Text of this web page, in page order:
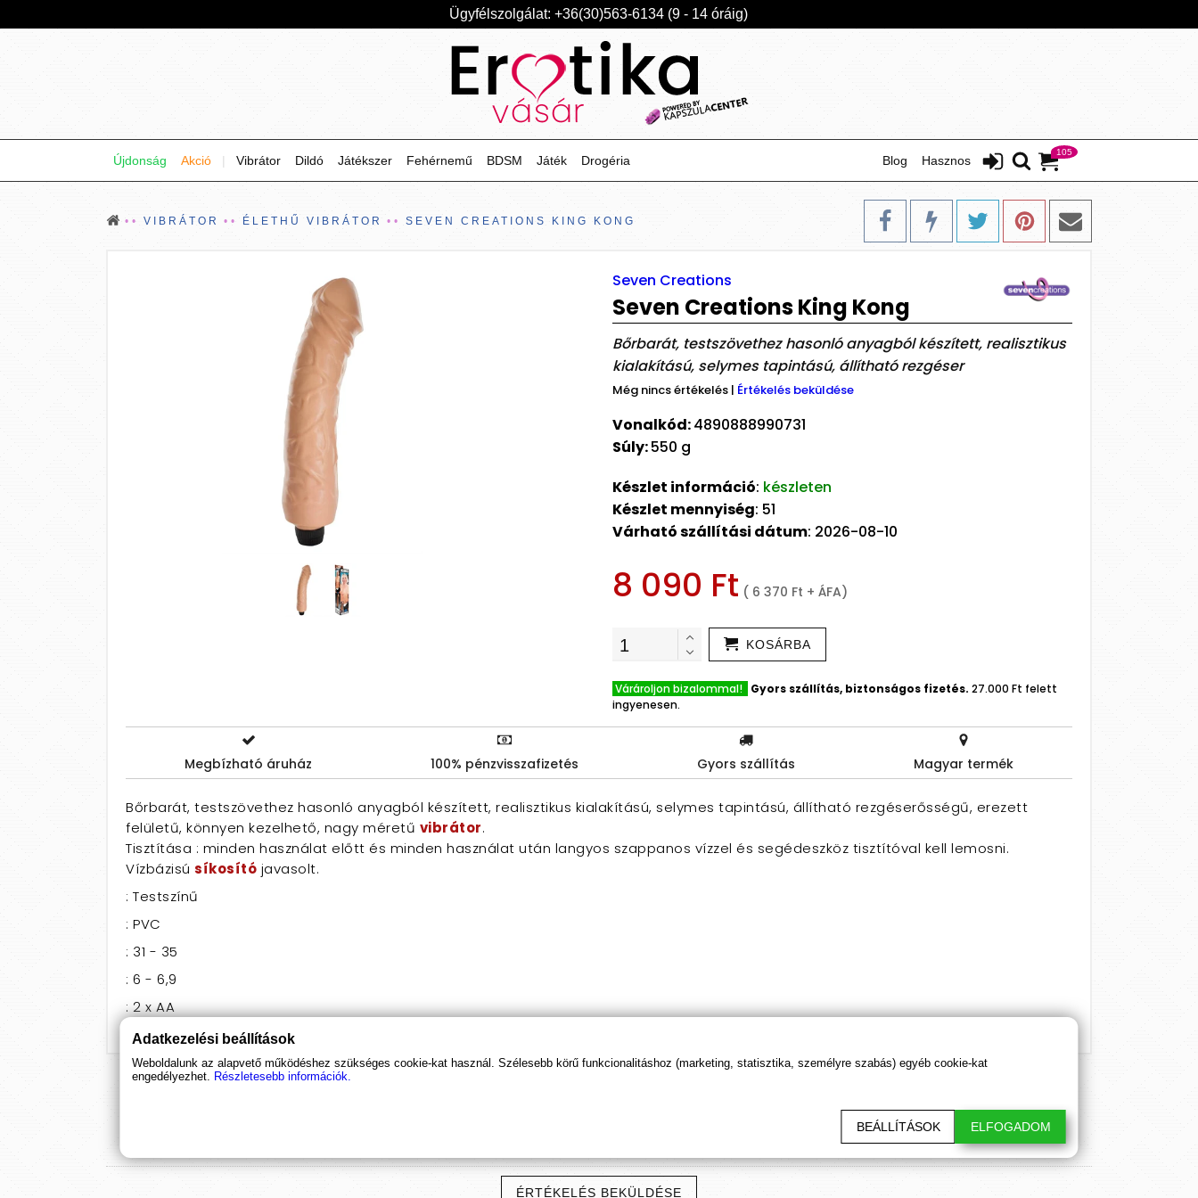
Ügyfélszolgálat: +36(30)563-6134 (9 - 14 óráig)
105
Hasznos
Újdonság Blog
Akció | Vibrátor Dildó Játékszer Fehérnemű BDSM Játék Drogéria
VIBRÁTOR ÉLETHŰ VIBRÁTOR SEVEN CREATIONS KING KONG
Seven Creations
Seven Creations King Kong
Bőrbarát, testszövethez hasonló anyagból készített, realisztikus
kialakítású, selymes tapintású, állítható rezgéser
Még nincs értékelés | Értékelés beküldése
Vonalkód:4890888990731
Súly:550 g
Készlet információ: készleten
Készlet mennyiség: 51
Várható szállítási dátum: 2026-08-10
8 090 Ft ( 6 370 Ft + ÁFA)
KOSÁRBA
Várároljon bizalommal! Gyors szállítás, biztonságos fizetés. 27.000 Ft felett
ingyenesen.
Megbízható áruház 100% pénzvisszafizetés Gyors szállítás Magyar termék
Bőrbarát, testszövethez hasonló anyagból készített, realisztikus kialakítású, selymes tapintású, állítható rezgéserősségű, erezett
felületű, könnyen kezelhető, nagy méretű vibrátor.
Tisztítása : minden használat előtt és minden használat után langyos szappanos vízzel és segédeszköz tisztítóval kell lemosni.
Vízbázisú síkosító javasolt.
: Testszínű
: PVC
: 31 - 35
: 6 - 6,9
: 2 x AA
ÉRTÉKELÉS BEKÜLDÉSE
Adatkezelési beállítások
Weboldalunk az alapvető működéshez szükséges cookie-kat használ. Szélesebb körű funkcionalitáshoz (marketing, statisztika, személyre szabás) egyéb cookie-kat
engedélyezhet. Részletesebb információk.
BEÁLLÍTÁSOK ELFOGADOM